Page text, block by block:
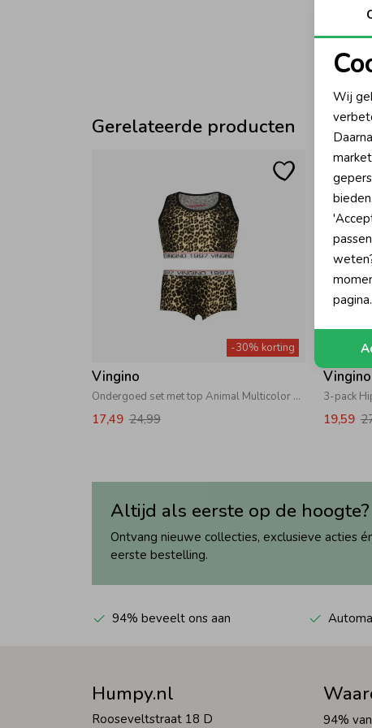
Gerelateerde producten
-30% korting
Vingino
Ondergoed set met top Animal Multicolor Brown
17,49 24,99
Vingino
3-pack
19,59
Altijd als eerste op de hoogte?
Ontvang nieuwe collecties, exclusieve acties
eerste bestelling.
94% beveelt ons aan
Humpy.nl
Rooseveltstraat 18 D 94%
Wij
pagina.